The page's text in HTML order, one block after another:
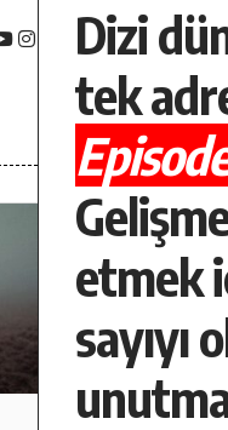
Dizi
tek
etmek
sayıyı